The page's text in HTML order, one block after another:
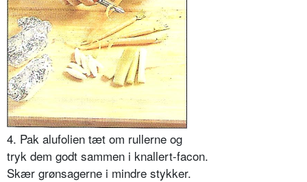
4. Pak alufolien tæt om rullerne og
tryk dem godt sammen i knallert-facon.
Skær grønsagerne i mindre stykker.